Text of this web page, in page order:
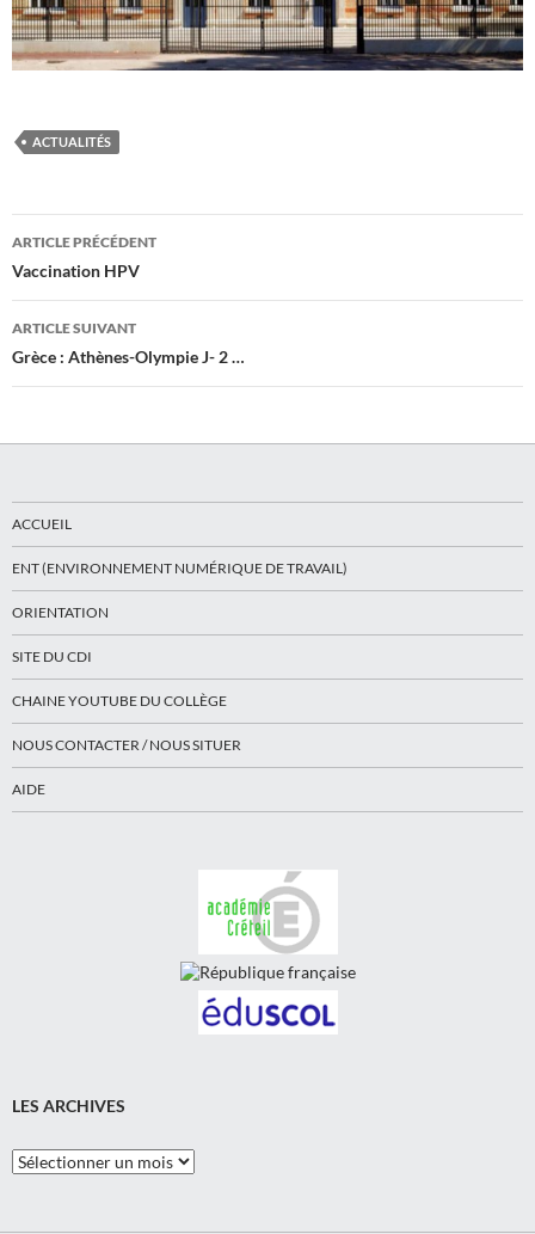
ACTUALITÉS
Navigation
des
articles
ARTICLE PRÉCÉDENT
Vaccination HPV
ARTICLE SUIVANT
Grèce : Athènes-Olympie J- 2 …
ACCUEIL
ENT (ENVIRONNEMENT NUMÉRIQUE DE TRAVAIL)
ORIENTATION
SITE DU CDI
CHAINE YOUTUBE DU COLLÈGE
NOUS CONTACTER / NOUS SITUER
AIDE
LES ARCHIVES
Les
Archives